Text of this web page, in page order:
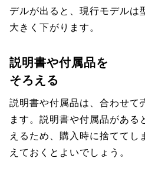
デルが出ると、現行モデルは
大きく下がります。
説明書や付属品を
そろえる
説明書や付属品は、合わせて
ます。説明書や付属品がある
えるため、購入時に捨ててし
えておくとよいでしょう。